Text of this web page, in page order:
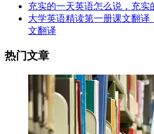
充实的一天英语怎么说，充实
大学英语精读第一册课文翻
文翻译
热门文章